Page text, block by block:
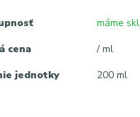
máme
cena
/ ml
jednotky
200 ml